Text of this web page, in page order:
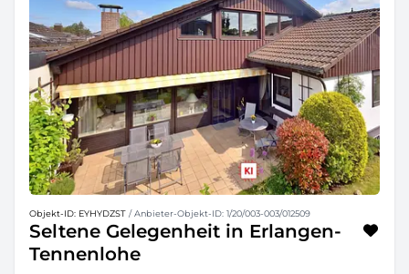
Objekt-ID: EYHYDZST / Anbieter-Objekt-ID: 1/20/003-003/012509
Seltene Gelegenheit in Erlangen-
Tennenlohe